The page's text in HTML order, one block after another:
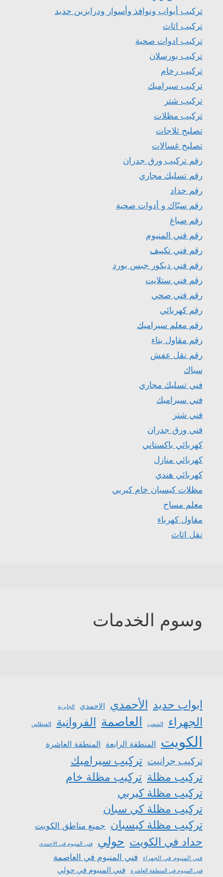
تركيب أبواب ونوافذ وأسوار ودرابزين حديد
تركيب اثاث
تركيب ادوات صحية
تركيب بورسلان
تركيب رخام
تركيب سيراميك
تركيب شتر
تركيب مظلات
تصليح ثلاجات
تصليح غسالات
رقم تركيب ورق جدران
رقم تسليك مجاري
رقم حداد
رقم سبّاك و أدوات صحية
رقم صباغ
رقم فني المنيوم
رقم فني تكييف
رقم فني ديكور جبس بورد
رقم فني ستلايت
رقم فني صحي
رقم كهربائي
رقم معلم سيراميك
رقم مقاول بناء
رقم نقل عفش
سباك
فني تسليك مجاري
فني سيراميك
فني شتر
فني ورق جدران
كهربائي باكستاني
كهربائي منازل
كهربائي هندي
مظلات كيسبان خام كيربي
معلم مساح
مقاول كهرباء
نقل اثاث
وسوم الخدمات
ابواب حديد الأحمدي الاحمدي الجابرية
الجهراء الشعب العاصمة الفروانية الفنطاس
الكويت المنطقة الرابعة المنطقة العاشرة
تركيب جرانيت تركيب سيراميك
تركيب مظلة تركيب مظلة خام
تركيب مظلة كيربي
تركيب مظلة كي سبان
تركيب مظلة كيسبان جميع مناطق الكويت
حداد في الكويت حولي فني المنيوم في الاحمدي
فني المنيوم في الجهراء فني المنيوم في العاصمة
فني المنيوم في المنطقة العاشرة فني المنيوم في حولي